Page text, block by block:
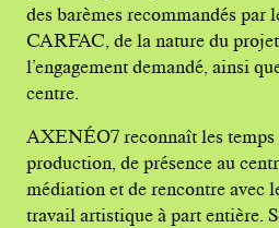
des barèmes recommandés par
CARFAC, de la nature du
l’engagement demandé, ainsi
centre.
AXENÉO7 reconnaît les temps
production, de présence au
médiation et de rencontre avec
travail artistique à part entière.